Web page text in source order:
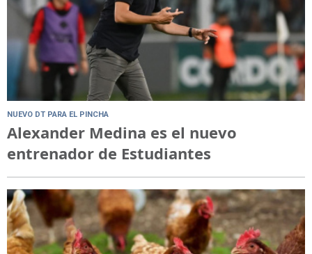
NUEVO DT PARA EL PINCHA
Alexander Medina es el nuevo
entrenador de Estudiantes